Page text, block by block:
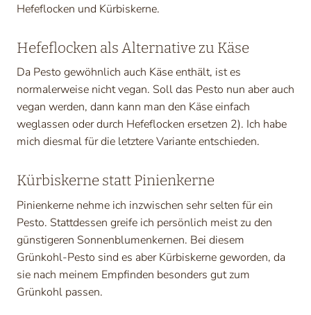
Hefeflocken und Kürbiskerne.
Hefeflocken als Alternative zu Käse
Da Pesto gewöhnlich auch Käse enthält, ist es
normalerweise nicht vegan. Soll das Pesto nun aber auch
vegan werden, dann kann man den Käse einfach
weglassen oder durch Hefeflocken ersetzen 2). Ich habe
mich diesmal für die letztere Variante entschieden.
Kürbiskerne statt Pinienkerne
Pinienkerne nehme ich inzwischen sehr selten für ein
Pesto. Stattdessen greife ich persönlich meist zu den
günstigeren Sonnenblumenkernen. Bei diesem
Grünkohl-Pesto sind es aber Kürbiskerne geworden, da
sie nach meinem Empfinden besonders gut zum
Grünkohl passen.